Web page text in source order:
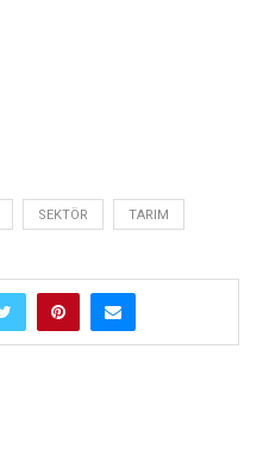
SEKTÖR TARIM